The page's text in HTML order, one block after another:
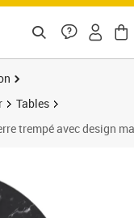
Tables
trempé avec design